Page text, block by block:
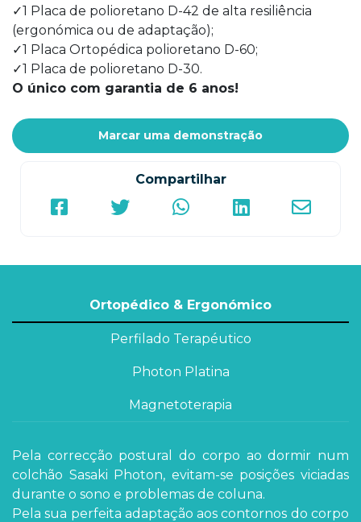
✓1 Placa de polioretano D-42 de alta resiliência
(ergonómica ou de adaptação);
✓1 Placa Ortopédica polioretano D-60;
✓1 Placa de polioretano D-30.
O único com garantia de 6 anos!
Marcar uma demonstração
Compartilhar
Ortopédico & Ergonómico
Perfilado Terapéutico
Photon Platina
Magnetoterapia
Pela correcção postural do corpo ao dormir num
colchão Sasaki Photon, evitam-se posições viciadas
durante o sono e problemas de coluna.
Pela sua perfeita adaptação aos contornos do corpo